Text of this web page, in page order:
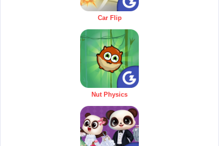
Car Flip
Nut Physics